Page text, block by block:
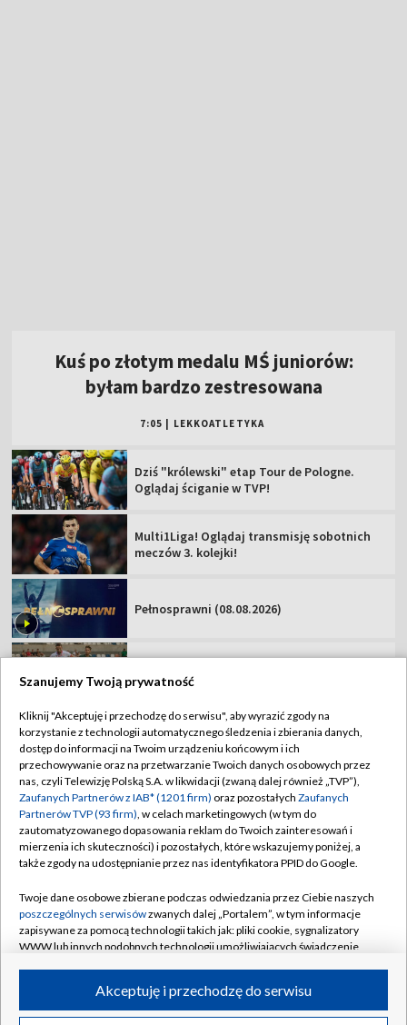
Multi1Liga! Oglądaj transmisję sobotnich
meczów 3. kolejki!
Zawisza Bydgoszcz – Resovia [NA ŻYWO].
Podhale Nowy Targ – Hutnik Kraków [NA
TVP
Abonament TVP
Sklep TVP
Biuro Reklamy
Oferta Handlowa
Emisja w TVP
Rada Programowa
Ogłoszenia przetargowe
Akademia Telewizyjna
Regulamin TVP
Polityka prywatności
Moje zgody
Biuro reklamy
Kanały
©2026 Telewizja Polska Spółka Akcyjna w likwidacji
Szanujemy Twoją prywatność
Kliknij "Akceptuję i przechodzę do serwisu", aby wyrazić zgody na
korzystanie z technologii automatycznego śledzenia i zbierania danych,
dostęp do informacji na Twoim urządzeniu końcowym i ich
przechowywanie oraz na przetwarzanie Twoich danych osobowych przez
nas, czyli Telewizję Polską S.A. w likwidacji (zwaną dalej również „TVP”),
Zaufanych Partnerów z IAB* (1201 firm) oraz pozostałych Zaufanych
Partnerów TVP (93 firm), w celach marketingowych (w tym do
zautomatyzowanego dopasowania reklam do Twoich zainteresowań i
mierzenia ich skuteczności) i pozostałych, które wskazujemy poniżej, a
także zgody na udostępnianie przez nas identyfikatora PPID do Google.
Twoje dane osobowe zbierane podczas odwiedzania przez Ciebie naszych
poszczególnych serwisówzwanych dalej „Portalem”, w tym informacje
zapisywane za pomocą technologii takich jak: pliki cookie, sygnalizatory
WWW lub innych podobnych technologii umożliwiających świadczenie
ruchu w Internecie.Akceptuję i przechodzę do serwisu